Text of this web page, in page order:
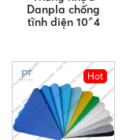
Danpla chống
tĩnh điện 10^4
Hot